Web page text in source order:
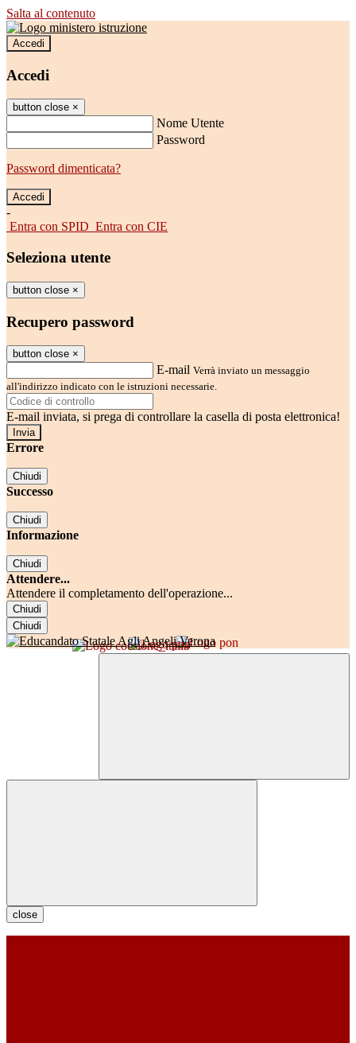
Salta al contenuto
Accedi
Accedi
button close ×
Nome Utente
Password
Password dimenticata?
-
Entra con SPID Entra con CIE
Seleziona utente
button close ×
Recupero password
button close ×
E-mail Verrà inviato un messaggio
all'indirizzo indicato con le istruzioni necessarie.
E-mail inviata, si prega di controllare la casella di posta elettronica!
Errore
Chiudi
Successo
Chiudi
Informazione
Chiudi
Attendere...
Attendere il completamento dell'operazione...
Chiudi
Chiudi
close